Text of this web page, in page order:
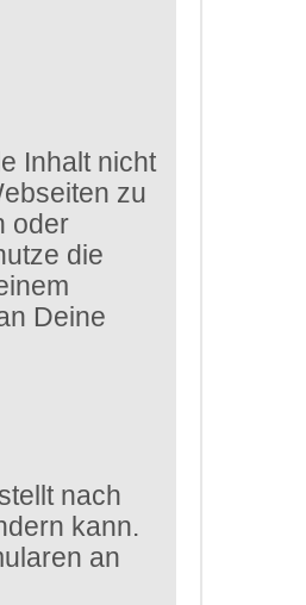
Inhalt nicht
zu
oder
die
Deine
nach
kann.
an